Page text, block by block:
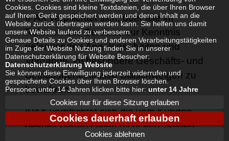
IPAX verpflichtet sich, über alle im
Rahmen des Services zur Kenntnis
gelangenden Angelegenheiten und
Vorgänge, insbesondere Geschäfts- und
Betriebsgeheimnisse Stillschweigen zu
bewahren.
IPAX verpflichtet sich die vom Kunden
gespeicherten Daten nicht einzusehen,
Cookies. Cookies sind kleine Textdateien, die über Ihren Browser
auf Ihrem Gerät gespeichert werden und deren Inhalt an die
Website zurück übertragen werden kann. Sie helfen uns damit
unsere Website laufend zu verbessern.
Genaue Details zu Cookies und anderen Verarbeitungstätigkeiten
im Zuge der Website Nutzung finden Sie in unserer
Datenschutzerklärung für Website Besucher:
Datenschutzerklärung Website
Sie können diese Einwilligung jederzeit widerrufen und
gespeicherte Cookies über Ihren Browser löschen.
Personen unter 14 Jahren klicken bitte hier: unter 14 Jahre
Cookies nur für diese Sitzung erlauben
Cookies dauerhaft erlauben
Cookies ablehnen